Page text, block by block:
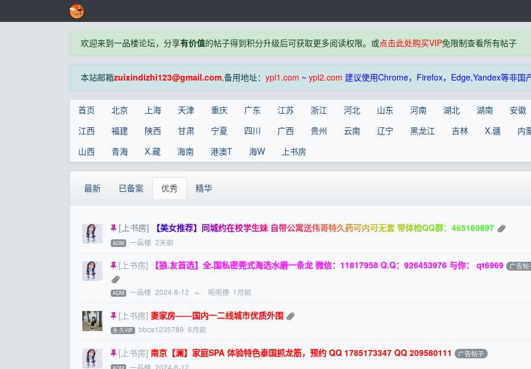
欢迎来到一品楼论坛，分享有价值的帖子得到积分升级后可获取更多阅读权限。或点击此处购买VIP免限制查看所有帖子
本站邮箱zuixindizhi123@gmail.com,备用地址： ypl1.com ~ ypl2.com 建议使用Chrome，Firefox，Edge,Yandex等非国
首页 北京 上海 天津 重庆 广东 江苏 浙江 河北 山东 河南 湖北 湖南
安徽
江西
福建 陕西 甘肃 宁夏 四川 广西 贵州 云南 辽宁 黑龙江 吉林 X.疆
内
山西
青海 X.藏 海南 港澳T 海W 上书房
最新 已备案 优秀 精华
[上书房] 【美女推荐】同城约在校学生妹 自带公寓送伟哥特久药可内可无套 带体检QQ群：465160897
ADM 一品楼 2天前
[上书房] 【狼.友首选】全.国私密莞式海选水磨一条龙 微信：11817958 Q.Q：926453976 与你： qt6969 广告帖
ADM 一品楼 2024-8-12 ← 呃呃德 1月前
[上书房] 妻家房——国内一二线城市优质外围
永.久VIP bbca1235789 6月前
[上书房] 南京【澜】家庭SPA 体验特色泰国抓龙筋，预约 QQ 1785173347 QQ 209580111 广告帖子
一品楼 2024-8-12